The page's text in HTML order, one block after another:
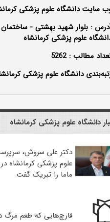
سایت دانشگاه علوم پزشکی
: بلوار شهید بهشتی -
علوم پزشکی کرمانشاه
مطالب : 5262
دانشگاه علوم پزشکی
دانشگاه علوم پزشکی کرمانشاه
دکتر علی سروش،
علوم پزشکی کرمانشاه
ماما را تبریک گفت
قارچ‌هایی که طعم مرگ